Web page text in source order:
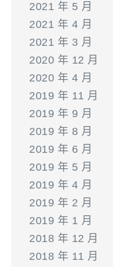
2021 年 5 月
2021 年 4 月
2021 年 3 月
2020 年 12 月
2020 年 4 月
2019 年 11 月
2019 年 9 月
2019 年 8 月
2019 年 6 月
2019 年 5 月
2019 年 4 月
2019 年 2 月
2019 年 1 月
2018 年 12 月
2018 年 11 月